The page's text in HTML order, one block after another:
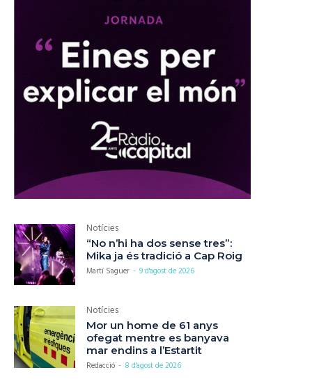
Notícies
“No n’hi ha dos sense tres”:
Mika ja és tradició a Cap Roig
Martí Saguer - 9 d'agost de 2026
Notícies
Mor un home de 61 anys
ofegat mentre es banyava
mar endins a l’Estartit
Redacció - 8 d'agost de 2026